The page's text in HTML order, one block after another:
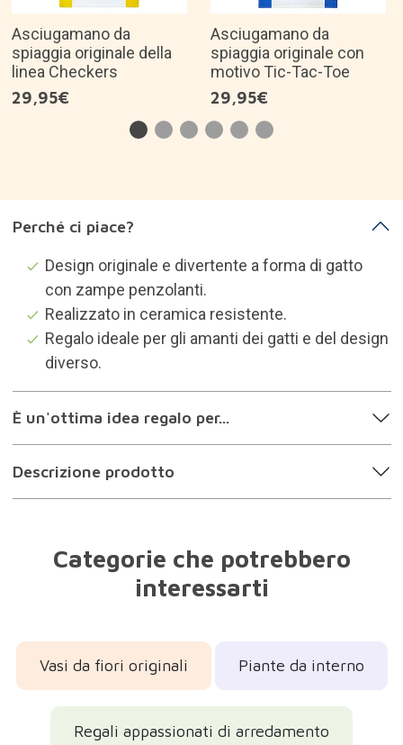
Asciugamano da
spiaggia originale della
linea Checkers
29,95€
Asciugamano da
spiaggia originale con
motivo Tic-Tac-Toe
29,95€
Perché ci piace?
Design originale e divertente a forma di gatto
con zampe penzolanti.
Realizzato in ceramica resistente.
Regalo ideale per gli amanti dei gatti e del design
diverso.
È un'ottima idea regalo per...
Descrizione prodotto
Categorie che potrebbero
interessarti
Vasi da fiori originali Piante da interno
Regali appassionati di arredamento